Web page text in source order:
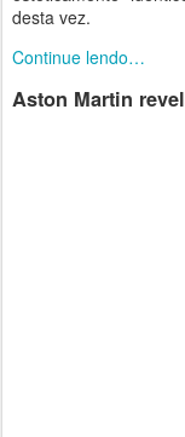
desta vez.
Continue lendo…
Aston Martin